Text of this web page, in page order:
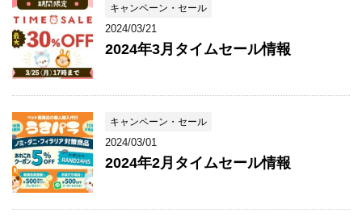
キャンペーン・セール
2024/03/21
2024年3月タイムセール情報
キャンペーン・セール
2024/03/01
2024年2月タイムセール情報